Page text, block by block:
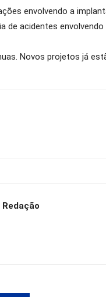
envolvendo a
de acidentes
Novos projetos já
Redação